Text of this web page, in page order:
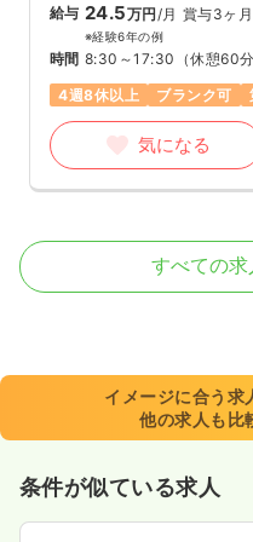
給与 24.5万円/月 賞与3ヶ月
※経験6年の例
時間 8:30～17:30 （休憩60分
4週8休以上
ブランク可
気になる
外来
8:30～17:30（休憩60
日祝休み
ブランク可 第
気になる
すべての求
イメージに合う求
他の求人も比
条件が似ている求人